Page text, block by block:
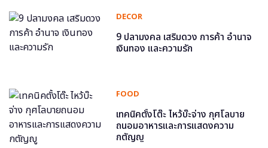
DECOR
9 ปลามงคล เสริมดวง การค้า อำนาจ
เงินทอง และความรัก
FOOD
เทคนิคตั้งโต๊ะ ไหว้บ๊ะจ่าง กุศโลบาย
ถนอมอาหารและการแสดงความ
กตัญญู